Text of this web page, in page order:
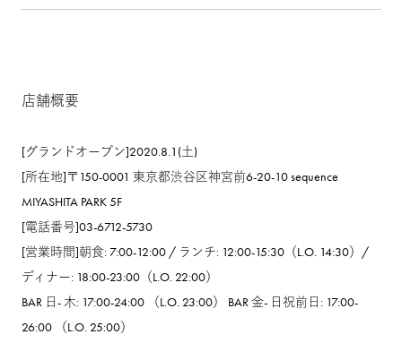
店舗概要
[グランドオープン]2020.8.1(土)
[所在地]〒150-0001 東京都渋谷区神宮前6-20-10 sequence
MIYASHITA PARK 5F
[電話番号]03-6712-5730
[営業時間]朝食: 7:00-12:00 / ランチ: 12:00-15:30（L.O. 14:30）/
ディナー: 18:00-23:00（L.O. 22:00）
BAR 日- 木: 17:00-24:00 （L.O. 23:00） BAR 金- 日祝前日: 17:00-
26:00 （L.O. 25:00）